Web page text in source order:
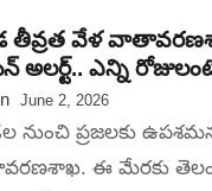
తీవ్రత వేళ
అలర్ట్.. ఎన్ని
June 2, 2026
నుంచి ప్రజలకు
ఈ మేరకు